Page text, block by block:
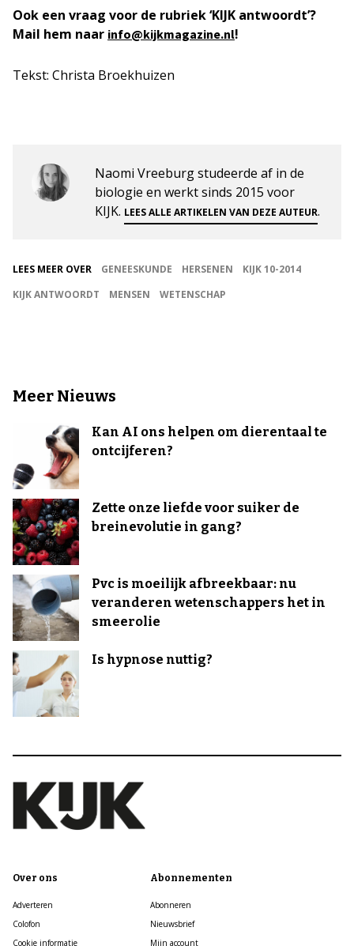
Ook een vraag voor de rubriek ‘KIJK antwoordt’?
Mail hem naar info@kijkmagazine.nl!
Tekst: Christa Broekhuizen
Naomi Vreeburg studeerde af in de
biologie en werkt sinds 2015 voor
KIJK. LEES ALLE ARTIKELEN VAN DEZE AUTEUR.
LEES MEER OVER GENEESKUNDE HERSENEN
KIJK 10-2014
KIJK ANTWOORDT
MENSEN WETENSCHAP
Meer Nieuws
Kan AI ons helpen om dierentaal te
ontcijferen?
Zette onze liefde voor suiker de
breinevolutie in gang?
Pvc is moeilijk afbreekbaar: nu
veranderen wetenschappers het in
smeerolie
Is hypnose nuttig?
Over ons
Adverteren
Colofon
Cookie informatie
Abonnementen
Abonneren
Nieuwsbrief
Mijn account